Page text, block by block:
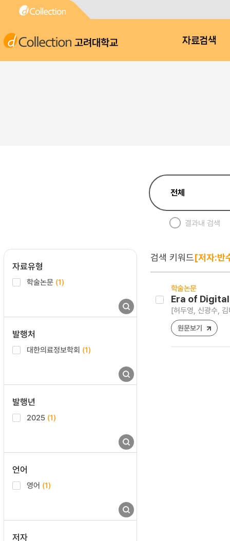
고려대학교 자료검색
결과내 검색
자료유형
학술논문 (1)
발행처
대한의료정보학회 (1)
발행년
2025 (1)
언어
영어 (1)
저자
검색 키워드[저자:반
학술논문
Era of
[허두영, 신광수,
원문보기